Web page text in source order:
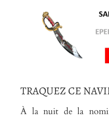
TRAQUEZ CE
À la nuit de la